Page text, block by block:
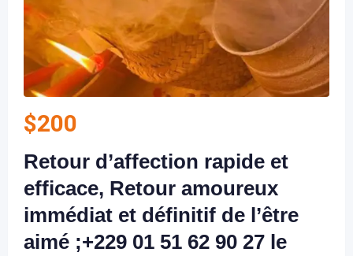
$200
Retour d’affection rapide et
efficace, Retour amoureux
immédiat et définitif de l’être
aimé ;+229 01 51 62 90 27 le